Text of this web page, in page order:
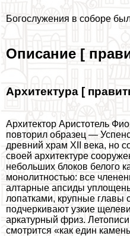
Богослужения в соборе
Описание [
Архитектура [
Архитектор Аристотель
повторил образец —
древний храм XII века, но
своей архитектуре
небольших блоков белого
монолитностью: все
алтарные апсиды
лопатками, крупные главы
подчеркивают узкие
аркатурный фриз.
смотрится «как един